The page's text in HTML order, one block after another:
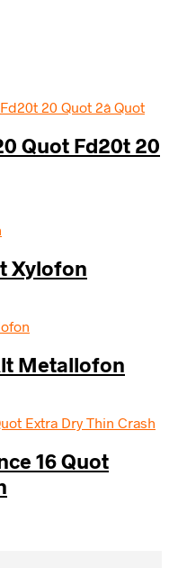
Quot Fd20t 20
Xylofon
Metallofon
16 Quot